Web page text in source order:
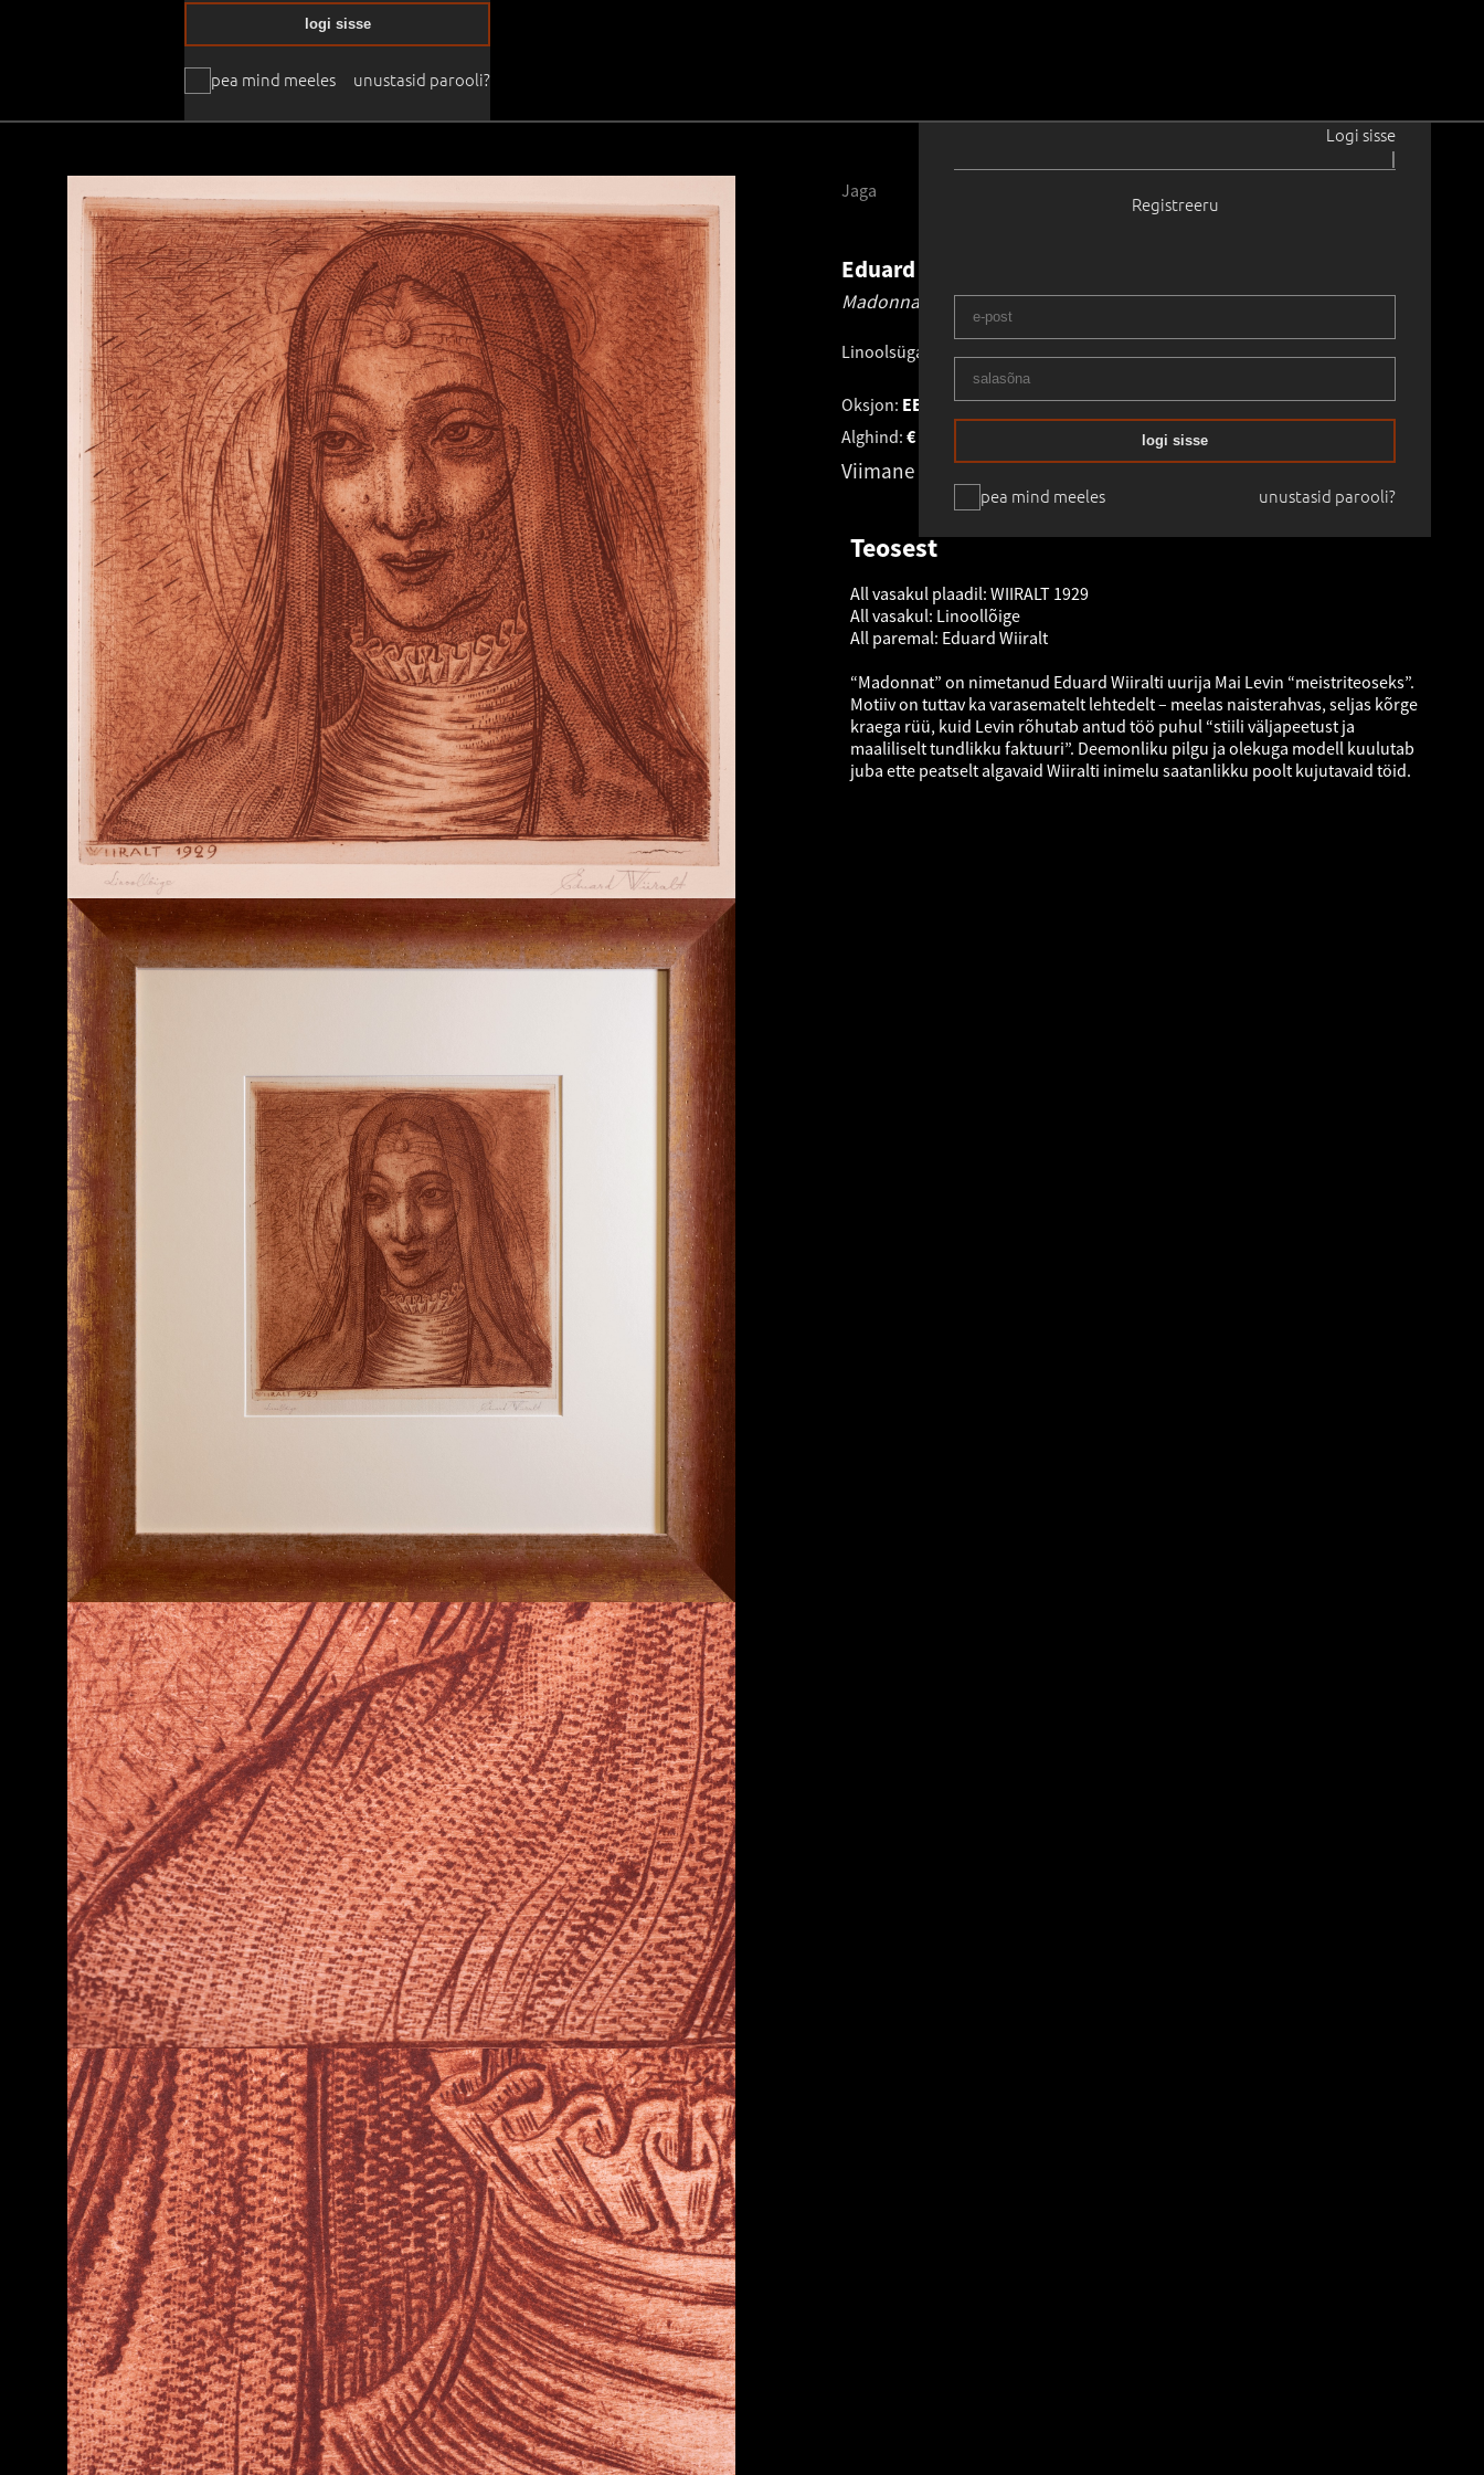
Logi sisse
|
Registreeru
pea mind meeles
logi sisse
unustasid parooli?
pea mind meeles
logi sisse
unustasid parooli?
Eduard Wiiralt
Madonna. 1929
Linoolsügavtrükk.31.0 × 29.8 cmRaamitud
Oksjon: EESTI KUNSTIKLASSIKA OKSJON - SÜGIS 202030.10.2020
Alghind: €
Viimane pakkumine: 5 100
€
Teosest
All vasakul plaadil: WIIRALT 1929
All vasakul: Linoollõige
All paremal: Eduard Wiiralt
“Madonnat” on nimetanud Eduard Wiiralti uurija Mai Levin “meistriteoseks”.
Motiiv on tuttav ka varasematelt lehtedelt – meelas naisterahvas, seljas kõrge
kraega rüü, kuid Levin rõhutab antud töö puhul “stiili väljapeetust ja
maaliliselt tundlikku faktuuri”. Deemonliku pilgu ja olekuga modell kuulutab
juba ette peatselt algavaid Wiiralti inimelu saatanlikku poolt kujutavaid töid.
Jaga